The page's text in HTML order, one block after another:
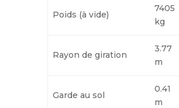
Poids (à vide)
7405
kg
Rayon de giration
3.77
m
Garde au sol
0.41
m